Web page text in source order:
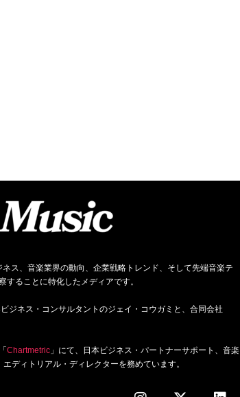
ス、音楽業界の動向、企業戦略トレンド、そして先端音楽テ
ることに特化したメディアです。
ジネス・コンサルタントのジェイ・コウガミと、合同会社
Chartmetric」にて、日本ビジネス・パートナーサポート、音楽
エディトリアル・ディレクターを務めています。